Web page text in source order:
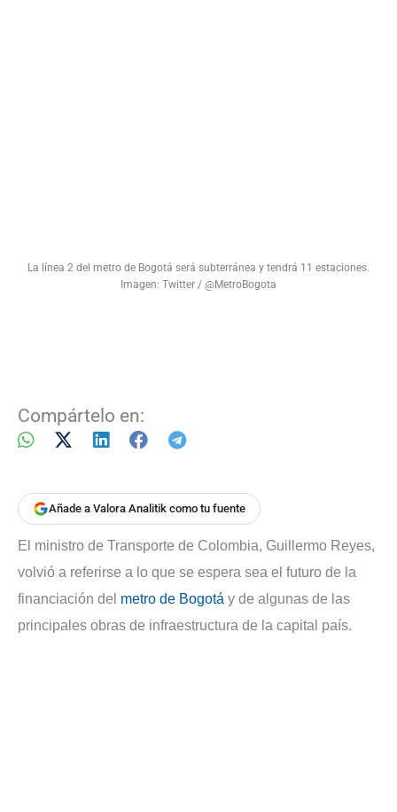
La línea 2 del metro de Bogotá será subterránea y tendrá 11 estaciones.
Imagen: Twitter / @MetroBogota
Compártelo en:
Añade a Valora Analitik como tu fuente
El ministro de Transporte de Colombia, Guillermo Reyes,
volvió a referirse a lo que se espera sea el futuro de la
financiación del metro de Bogotá y de algunas de las
principales obras de infraestructura de la capital país.